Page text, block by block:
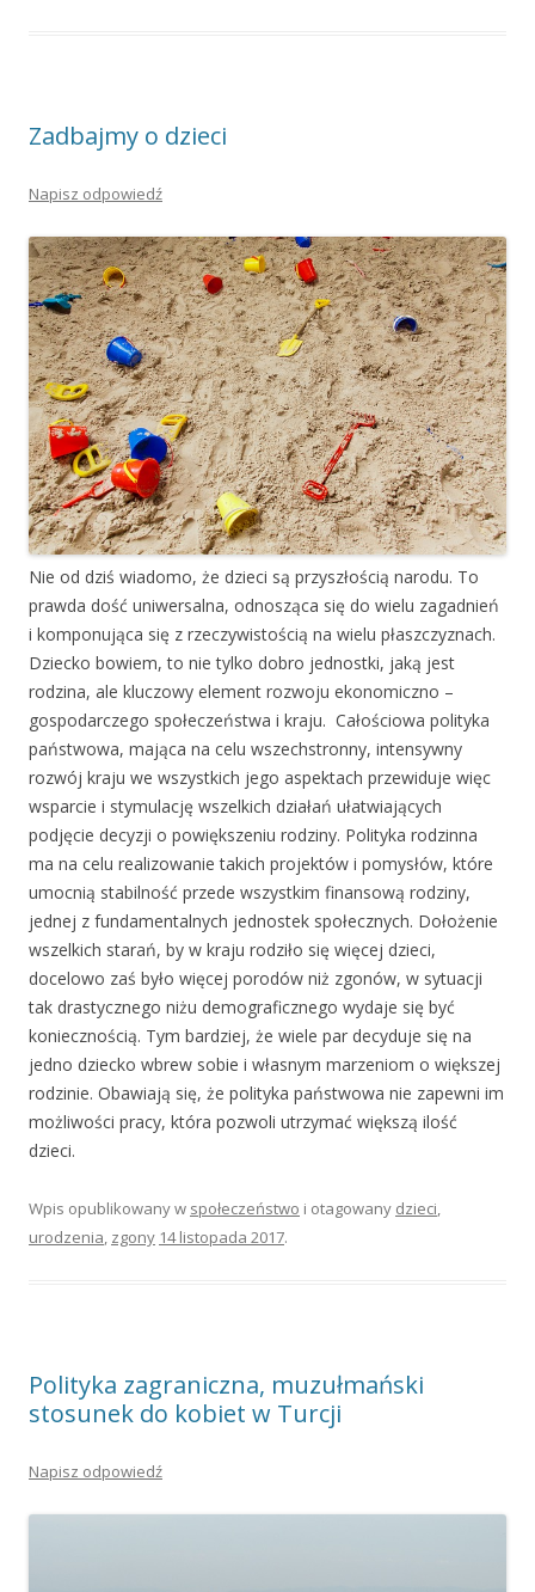
Zadbajmy o dzieci
Napisz odpowiedź
Nie od dziś wiadomo, że dzieci są przyszłością narodu. To
prawda dość uniwersalna, odnosząca się do wielu zagadnień
i komponująca się z rzeczywistością na wielu płaszczyznach.
Dziecko bowiem, to nie tylko dobro jednostki, jaką jest
rodzina, ale kluczowy element rozwoju ekonomiczno –
gospodarczego społeczeństwa i kraju. Całościowa polityka
państwowa, mająca na celu wszechstronny, intensywny
rozwój kraju we wszystkich jego aspektach przewiduje więc
wsparcie i stymulację wszelkich działań ułatwiających
podjęcie decyzji o powiększeniu rodziny. Polityka rodzinna
ma na celu realizowanie takich projektów i pomysłów, które
umocnią stabilność przede wszystkim finansową rodziny,
jednej z fundamentalnych jednostek społecznych. Dołożenie
wszelkich starań, by w kraju rodziło się więcej dzieci,
docelowo zaś było więcej porodów niż zgonów, w sytuacji
tak drastycznego niżu demograficznego wydaje się być
koniecznością. Tym bardziej, że wiele par decyduje się na
jedno dziecko wbrew sobie i własnym marzeniom o większej
rodzinie. Obawiają się, że polityka państwowa nie zapewni im
możliwości pracy, która pozwoli utrzymać większą ilość
dzieci.
Wpis opublikowany w społeczeństwo i otagowany dzieci,
urodzenia, zgony 14 listopada 2017.
Polityka zagraniczna, muzułmański
stosunek do kobiet w Turcji
Napisz odpowiedź